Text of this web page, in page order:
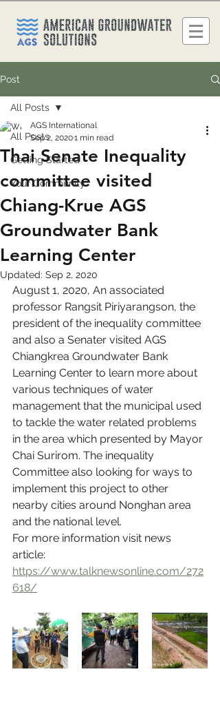
Post
All Posts
Getting Started
Your Community
All Posts
Thai Senate Inequality
committee visited
Chiang-Krue AGS
Groundwater Bank
Learning Center
AGS International
Sep 2, 20201 min read
Updated: Sep 2, 2020
August 1, 2020, An associated
professor Rangsit Piriyarangson, the
president of the inequality committee
and also a Senater visited AGS
Chiangkrea Groundwater Bank
Learning Center to learn more about
various techniques of water
management that the municipal used
to tackle the water related problems
in the area which presented by Mayor
Chai Surirom. The inequality
Committee also looking for ways to
implement this project to other
nearby cities around Nonghan area
and the national level.
For more information visit news
article:
https://www.talknewsonline.com/272
618/